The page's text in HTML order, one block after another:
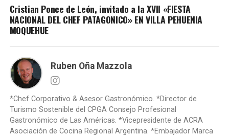
Cristian Ponce de León, invitado a la XVII «FIESTA
NACIONAL DEL CHEF PATAGONICO» EN VILLA PEHUENIA
MOQUEHUE
Ruben Oña Mazzola
*Chef Corporativo & Asesor Gastronómico. *Director de
Turismo Sostenible del CPGA Consejo Profesional
Gastronómico de Las Américas. *Vicepresidente de ACRA
Asociación de Cocina Regional Argentina. *Embajador Marca